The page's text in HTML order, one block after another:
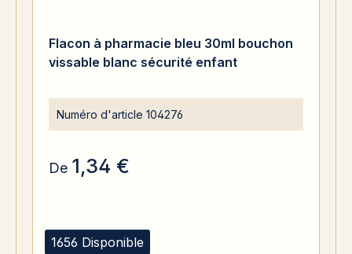
1656 Disponible
Flacon à pharmacie bleu 30ml bouchon
vissable blanc sécurité enfant
Numéro d'article 104276
De 1,34 €